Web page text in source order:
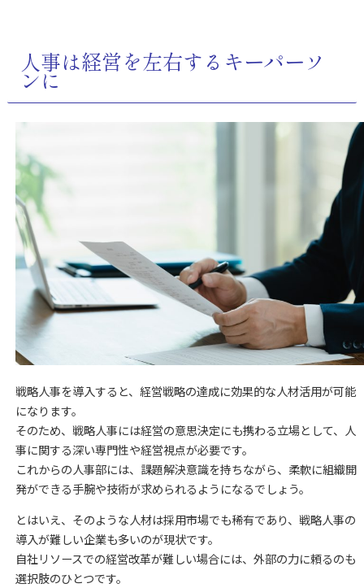
人事は経営を左右するキーパーソ
ンに
戦略人事を導入すると、経営戦略の達成に効果的な人材活用が可能
になります。
そのため、戦略人事には経営の意思決定にも携わる立場として、人
事に関する深い専門性や経営視点が必要です。
これからの人事部には、課題解決意識を持ちながら、柔軟に組織開
発ができる手腕や技術が求められるようになるでしょう。
とはいえ、そのような人材は採用市場でも稀有であり、戦略人事の
導入が難しい企業も多いのが現状です。
自社リソースでの経営改革が難しい場合には、外部の力に頼るのも
選択肢のひとつです。